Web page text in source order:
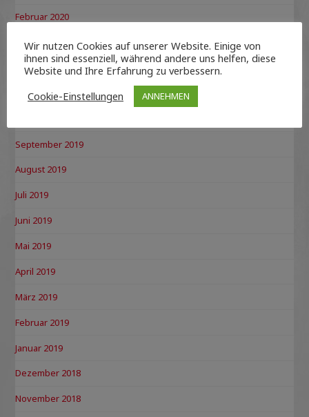
Februar 2020
Januar 2020
Dezember 2019
November 2019
September 2019
August 2019
Juli 2019
Juni 2019
Mai 2019
April 2019
März 2019
Februar 2019
Januar 2019
Dezember 2018
November 2018
Wir nutzen Cookies auf unserer Website. Einige von
ihnen sind essenziell, während andere uns helfen, diese
Website und Ihre Erfahrung zu verbessern.
Cookie-Einstellungen
ANNEHMEN